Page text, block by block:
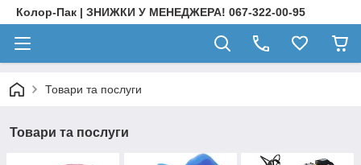
Колор-Пак | ЗНИЖКИ У МЕНЕДЖЕРА! 067-322-00-95
Товари та послуги
Товари та послуги